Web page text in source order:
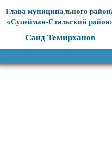
Глава муниципального
«Сулейман-Стальский
Саид Темирханов